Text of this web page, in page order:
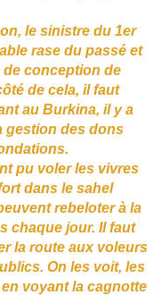
le sinistre du 1er
rase du passé et
conception de
de cela, il faut
au Burkina, il y a
gestion des dons
pu voler les vivres
dans le sahel
rebeloter à la
chaque jour. Il faut
la route aux voleurs
On les voit, les
voyant la cagnotte